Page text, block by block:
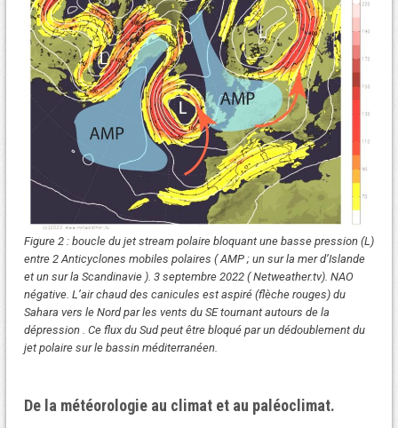
Figure 2 : boucle du jet stream polaire bloquant une basse pression (L)
entre 2 Anticyclones mobiles polaires ( AMP ; un sur la mer d’Islande
et un sur la Scandinavie ). 3 septembre 2022 ( Netweather.tv). NAO
négative. L’air chaud des canicules est aspiré (flèche rouges) du
Sahara vers le Nord par les vents du SE tournant autours de la
dépression . Ce flux du Sud peut être bloqué par un dédoublement du
jet polaire sur le bassin méditerranéen.
De la météorologie au climat et au paléoclimat.